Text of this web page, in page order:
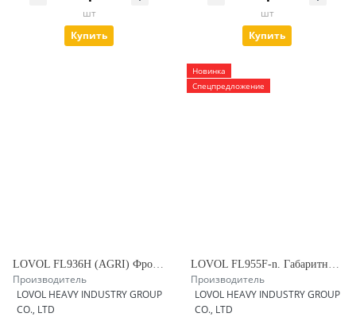
шт
Купить
шт
Купить
Производитель
LOVOL HEAVY INDUSTRY GROUP
CO., LTD
Новинка
Спецпредложение
Производитель
LOVOL HEAVY INDUSTRY GROUP
CO., LTD